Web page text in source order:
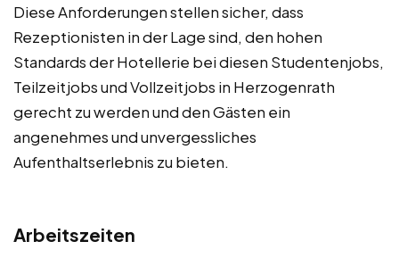
Diese Anforderungen stellen sicher, dass
Rezeptionisten in der Lage sind, den hohen
Standards der Hotellerie bei diesen Studentenjobs,
Teilzeitjobs und Vollzeitjobs in Herzogenrath
gerecht zu werden und den Gästen ein
angenehmes und unvergessliches
Aufenthaltserlebnis zu bieten.
Arbeitszeiten